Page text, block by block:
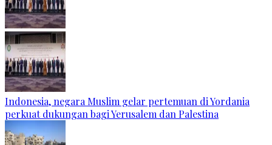
Indonesia, negara Muslim gelar pertemuan di Yordania
perkuat dukungan bagi Yerusalem dan Palestina